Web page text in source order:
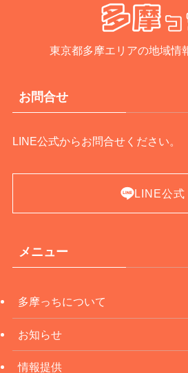
東京都多摩エリアの地域情
お問合せ
LINE公式からお問合せください。
LINE公式
メニュー
多摩っちについて
お知らせ
情報提供